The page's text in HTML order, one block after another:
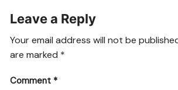
Leave a Reply
Your email address will not be
are marked *
Comment *